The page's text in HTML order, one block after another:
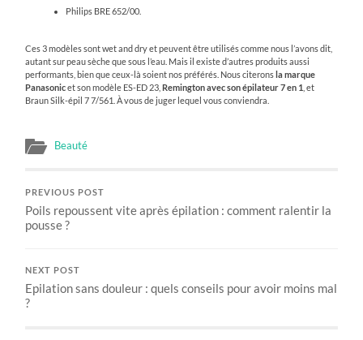
Philips BRE 652/00.
Ces 3 modèles sont wet and dry et peuvent être utilisés comme nous l’avons dit,
autant sur peau sèche que sous l’eau. Mais il existe d’autres produits aussi
performants, bien que ceux-là soient nos préférés. Nous citeronsla marque
Panasonicet son modèle ES-ED 23,Remington avec son épilateur 7 en 1 , et
Braun Silk-épil 7 7/561. À vous de juger lequel vous conviendra.
Beauté
PREVIOUS POST
Poils repoussent vite après épilation : comment ralentir la
pousse ?
NEXT POST
Epilation sans douleur : quels conseils pour avoir moins mal
?